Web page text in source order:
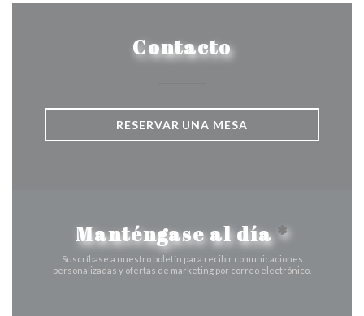
Contacto
RESERVAR UNA MESA
Manténgase al día*
Suscríbase a nuestro boletín para recibir comunicaciones
personalizadas y ofertas de marketing por correo electrónico.